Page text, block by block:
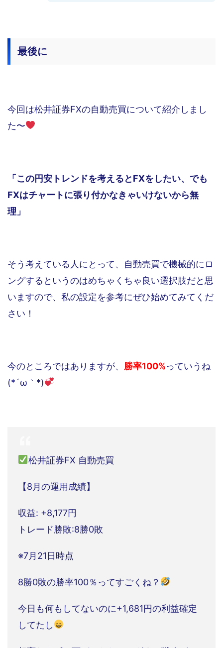
最後に
今回は松井証券FXの自動売買について紹介しまし
た〜
「この円安トレンドを考えるとFXをしたい、でも
FXはチャートに張り付かなきゃいけないから無
理」
そう考えている人にとって、自動売買で機械的にロ
ングするというのはめちゃくちゃ良い選択肢だと思
いますので、私の設定を参考にぜひ始めてみてくだ
さい！
今のところではありますが、 勝率100%っていうね
(*´ω｀*)
松井証券FX 自動売買
【8月の運用成績】
収益: +8,177円
トレード勝敗:8勝0敗
※7月21日時点
8勝0敗の勝率100％ってすごくね？
今日も何もしてないのに+1,681円の利益確定
してたし